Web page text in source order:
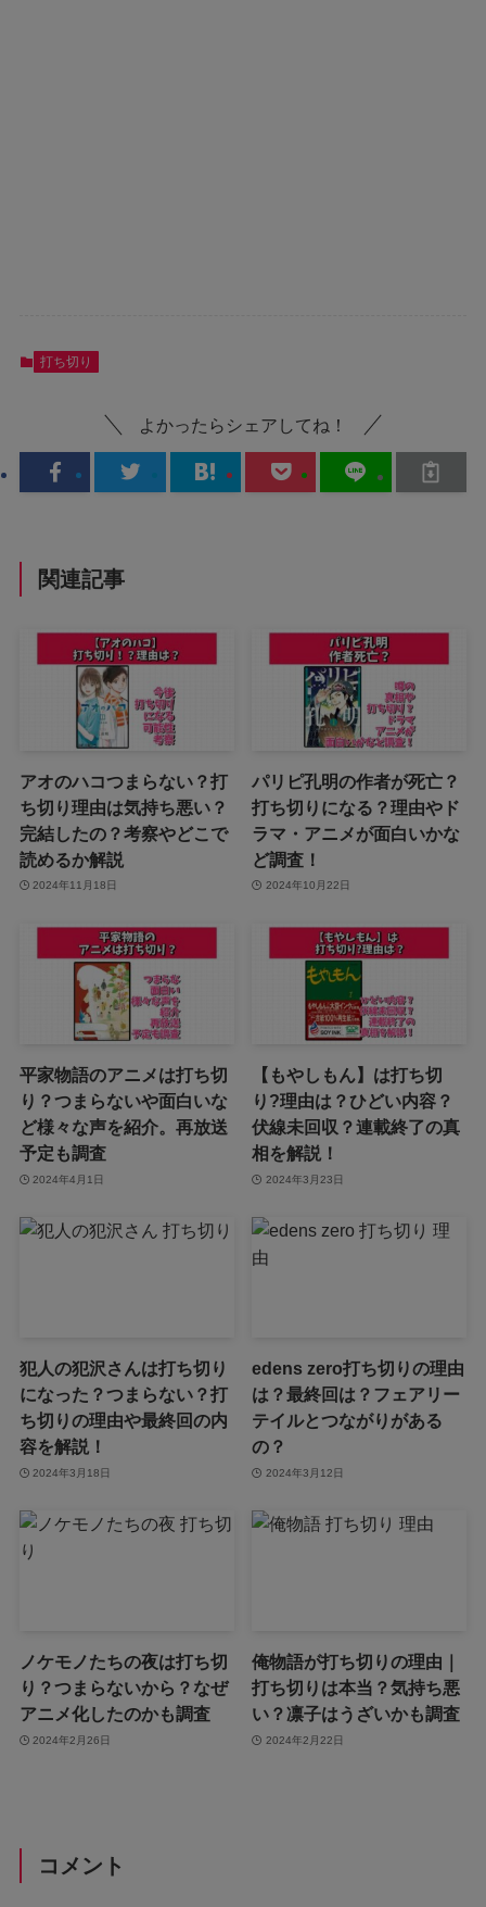
打ち切り
よかったらシェアしてね！
関連記事
アオのハコつまらない？打
ち切り理由は気持ち悪い？
完結したの？考察やどこで
読めるか解説
2024年11月18日
パリピ孔明の作者が死亡？
打ち切りになる？理由やド
ラマ・アニメが面白いかな
ど調査！
2024年10月22日
平家物語のアニメは打ち切
り？つまらないや面白いな
ど様々な声を紹介。再放送
予定も調査
2024年4月1日
【もやしもん】は打ち切
り?理由は？ひどい内容？
伏線未回収？連載終了の真
相を解説！
2024年3月23日
犯人の犯沢さんは打ち切り
になった？つまらない？打
ち切りの理由や最終回の内
容を解説！
2024年3月18日
edens zero打ち切りの理由
は？最終回は？フェアリー
テイルとつながりがある
の？
2024年3月12日
ノケモノたちの夜は打ち切
り？つまらないから？なぜ
アニメ化したのかも調査
2024年2月26日
俺物語が打ち切りの理由｜
打ち切りは本当？気持ち悪
い？凛子はうざいかも調査
2024年2月22日
コメント